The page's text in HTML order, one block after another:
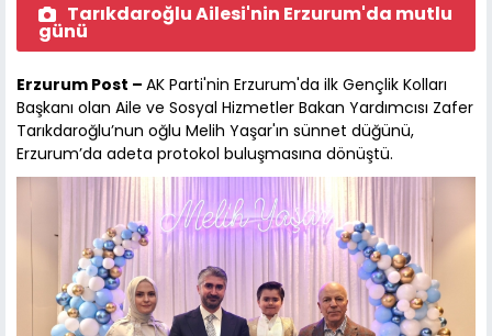
Tarıkdaroğlu Ailesi'nin Erzurum'da mutlu
günü
Erzurum Post – AK Parti'nin Erzurum'da ilk Gençlik Kolları
Başkanı olan Aile ve Sosyal Hizmetler Bakan Yardımcısı Zafer
Tarıkdaroğlu’nun oğlu Melih Yaşar'ın sünnet düğünü,
Erzurum’da adeta protokol buluşmasına dönüştü.